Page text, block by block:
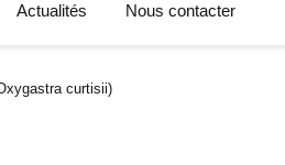
Actualités Nous contacter
curtisii)